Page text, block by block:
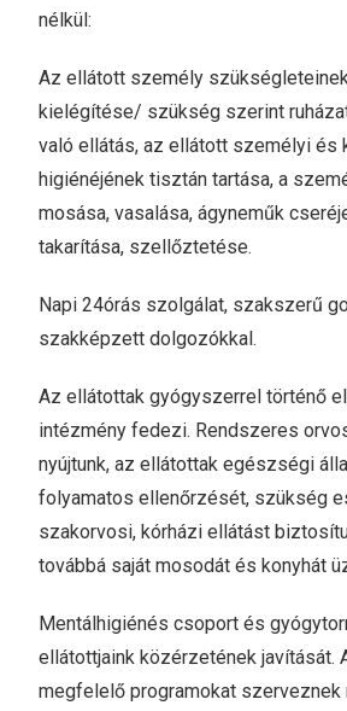
nélkül:
Az ellátott személy
kielégítése/ szükség szerint
való ellátás, az ellátott személyi és
higiénéjének tisztán tartása, a
mosása, vasalása, ágyneműk
takarítása, szellőztetése.
Napi 24órás szolgálat, szakszerű
szakképzett dolgozókkal.
Az ellátottak gyógyszerrel történő
intézmény fedezi. Rendszeres
nyújtunk, az ellátottak egészségi
folyamatos ellenőrzését, szükség
szakorvosi, kórházi ellátást
továbbá saját mosodát és konyhát
Mentálhigiénés csoport és
ellátottjaink közérzetének javítását.
megfelelő programokat szerveznek